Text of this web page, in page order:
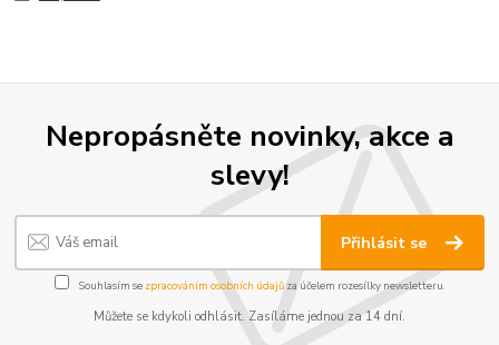
Nepropásněte novinky, akce a
slevy!
Přihlásit se
Souhlasím se zpracováním osobních údajůza účelem rozesílky newsletteru.
Můžete se kdykoli odhlásit. Zasíláme jednou za 14 dní.